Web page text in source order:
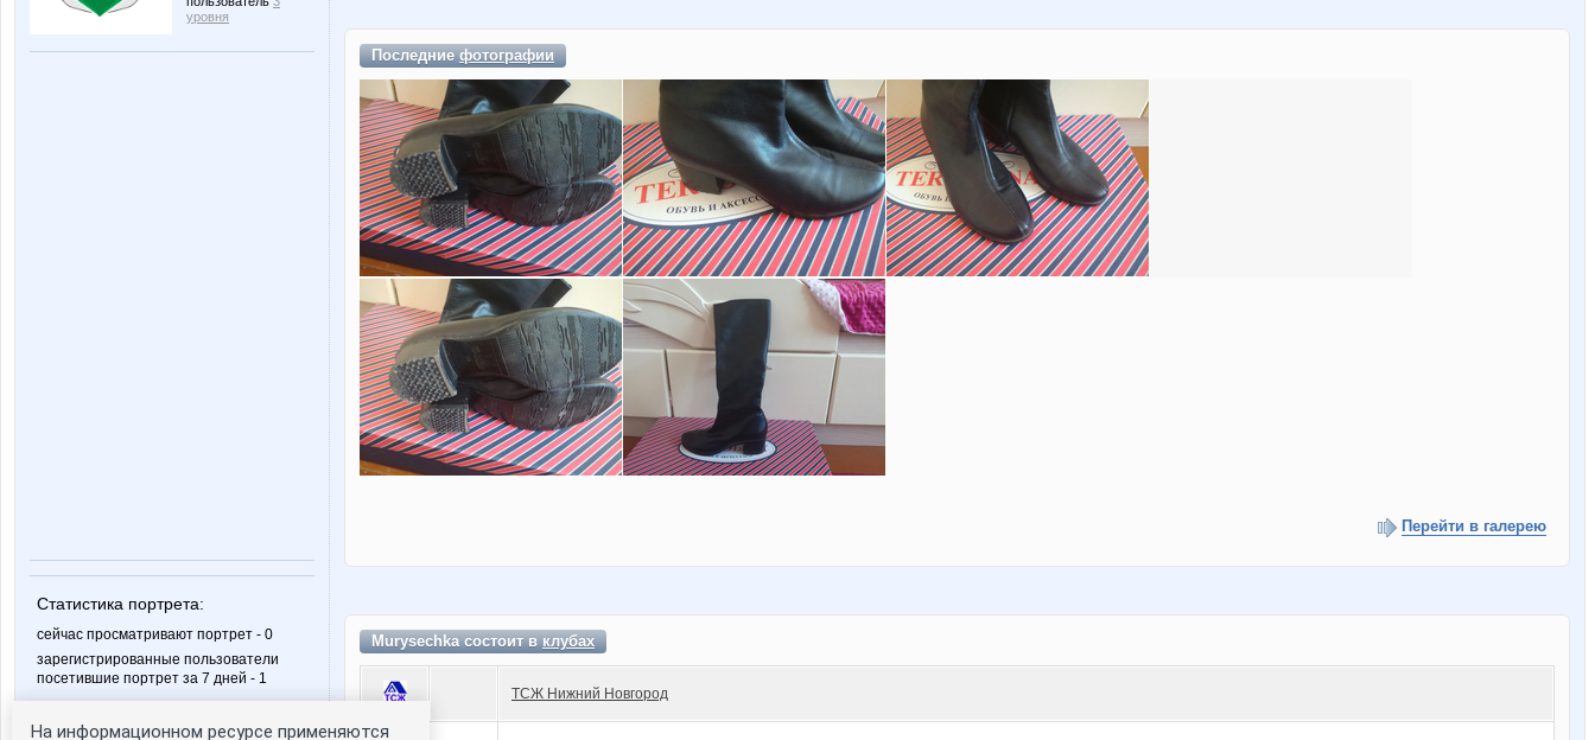
уровня
Статистика портрета:
сейчас просматривают портрет - 0
зарегистрированные пользователи
посетившие портрет за 7 дней - 1
Последниефотографии
Перейти в галерею
Murysechka состоит вклубах
ТСЖ Нижний Новгород
На информационном ресурсе применяются